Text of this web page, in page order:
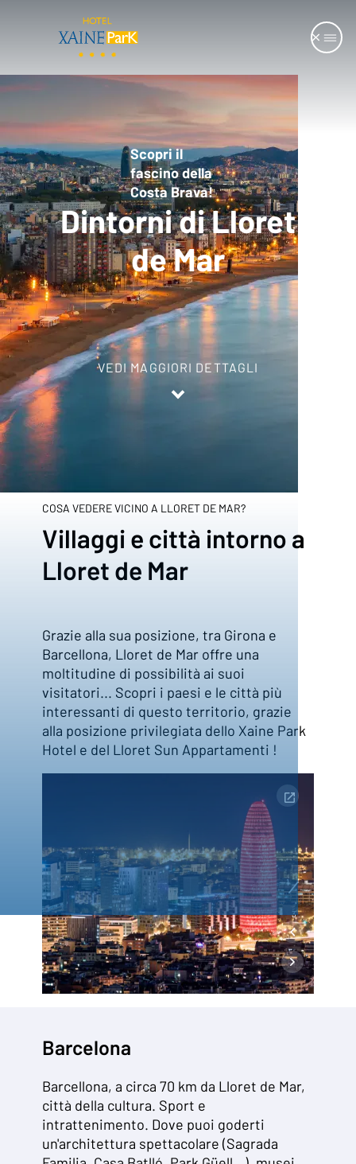
Scopri il
fascino della
Costa Brava!
Dintorni di Lloret
de Mar
VEDI MAGGIORI DETTAGLI
Inicio
COSA VEDERE VICINO A LLORET DE MAR?
Villaggi e città intorno a
Lloret de Mar
Grazie alla sua posizione, tra Girona e
Barcellona, Lloret de Mar offre una
moltitudine di possibilità ai suoi
visitatori... Scopri i paesi e le città più
interessanti di questo territorio, grazie
alla posizione privilegiata dello Xaine Park
Hotel e del Lloret Sun Appartamenti !
1
3
Barcelona
Barcellona, ​​a circa 70 km da Lloret de Mar,
città della cultura. Sport e
intrattenimento. Dove puoi goderti
un'architettura spettacolare (Sagrada